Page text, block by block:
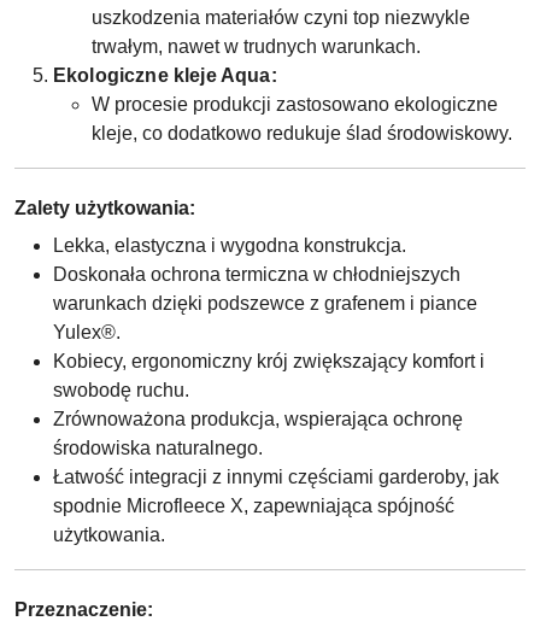
uszkodzenia materiałów czyni top niezwykle
trwałym, nawet w trudnych warunkach.
Ekologiczne kleje Aqua:
W procesie produkcji zastosowano ekologiczne
kleje, co dodatkowo redukuje ślad środowiskowy.
Zalety użytkowania:
Lekka, elastyczna i wygodna konstrukcja.
Doskonała ochrona termiczna w chłodniejszych
warunkach dzięki podszewce z grafenem i piance
Yulex®.
Kobiecy, ergonomiczny krój zwiększający komfort i
swobodę ruchu.
Zrównoważona produkcja, wspierająca ochronę
środowiska naturalnego.
Łatwość integracji z innymi częściami garderoby, jak
spodnie Microfleece X, zapewniająca spójność
użytkowania.
Przeznaczenie: